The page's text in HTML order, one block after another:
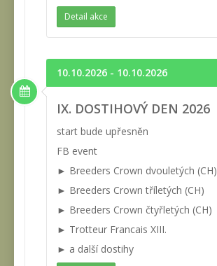
Detail akce
10.10.2026 - 10.10.2026
IX. DOSTIHOVÝ DEN 2026
start bude upřesněn
FB event
► Breeders Crown dvouletých (CH)
► Breeders Crown tříletých (CH)
► Breeders Crown čtyřletých (CH)
► Trotteur Francais XIII.
► a další dostihy